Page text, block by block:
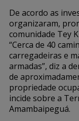
De acordo as
organizaram,
comunidade Tey
“Cerca de 40
carregadeiras e
armadas”, diz a
de
propriedade
incide sobre a
Amambaipeguá.